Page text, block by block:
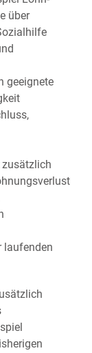
über
geeignete
zusätzlich
laufenden